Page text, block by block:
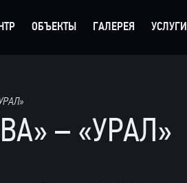
ОБЪЕКТЫ ГАЛЕРЕЯ УСЛУГИ
– «УРАЛ»